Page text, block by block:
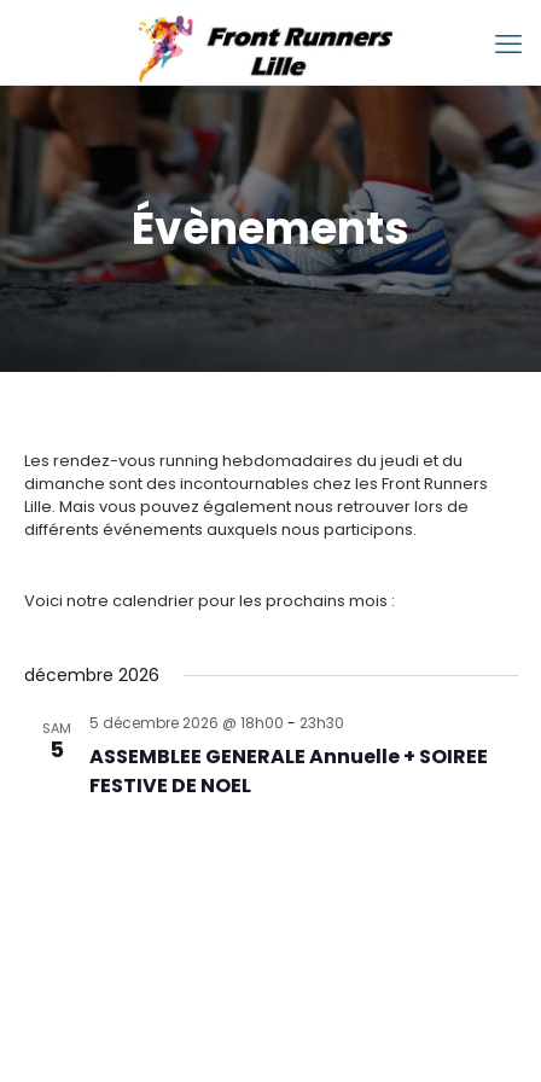
Évènements
Les rendez-vous running hebdomadaires du jeudi et du
dimanche sont des incontournables chez les Front Runners
Lille. Mais vous pouvez également nous retrouver lors de
différents événements auxquels nous participons.
Voici notre calendrier pour les prochains mois :
décembre 2026
SAM
5
ASSEMBLEE GENERALE Annuelle + SOIREE
FESTIVE DE NOEL
5 décembre 2026 @ 18h00 - 23h30